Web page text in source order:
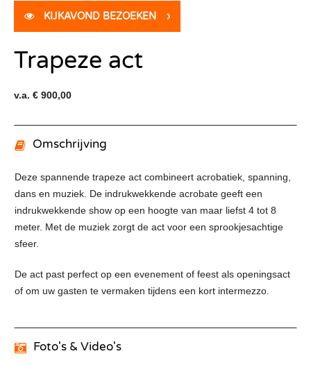
KIJKAVOND BEZOEKEN ›
Trapeze act
v.a. € 900,00
Omschrijving
Deze spannende trapeze act combineert acrobatiek, spanning,
dans en muziek. De indrukwekkende acrobate geeft een
indrukwekkende show op een hoogte van maar liefst 4 tot 8
meter. Met de muziek zorgt de act voor een sprookjesachtige
sfeer.
De act past perfect op een evenement of feest als openingsact
of om uw gasten te vermaken tijdens een kort intermezzo.
Foto's & Video's